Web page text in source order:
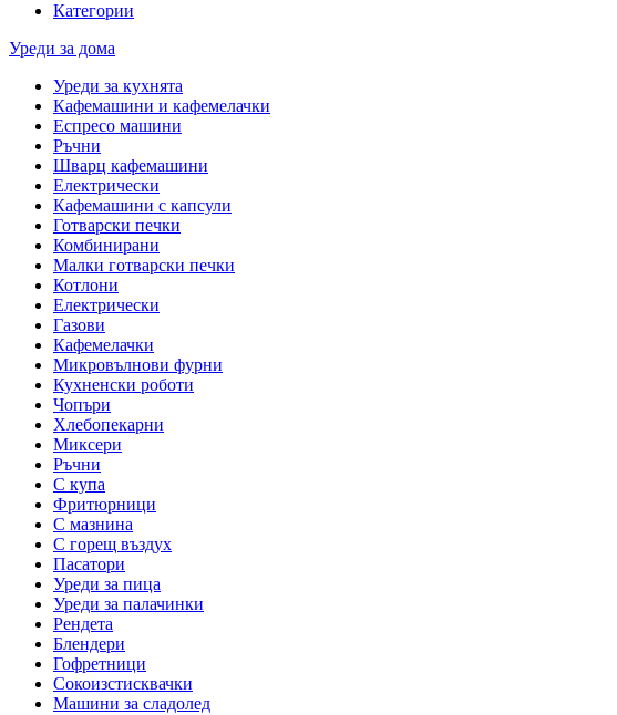
Категории
Уреди за дома
Уреди за кухнята
Кафемашини и кафемелачки
Еспресо машини
Ръчни
Шварц кафемашини
Електрически
Кафемашини с капсули
Готварски печки
Комбинирани
Малки готварски печки
Котлони
Електрически
Газови
Кафемелачки
Микровълнови фурни
Кухненски роботи
Чопъри
Хлебопекарни
Миксери
Ръчни
С купа
Фритюрници
С мазнина
С горещ въздух
Пасатори
Уреди за пица
Уреди за палачинки
Рендета
Блендери
Гофретници
Сокоизстисквачки
Машини за сладолед